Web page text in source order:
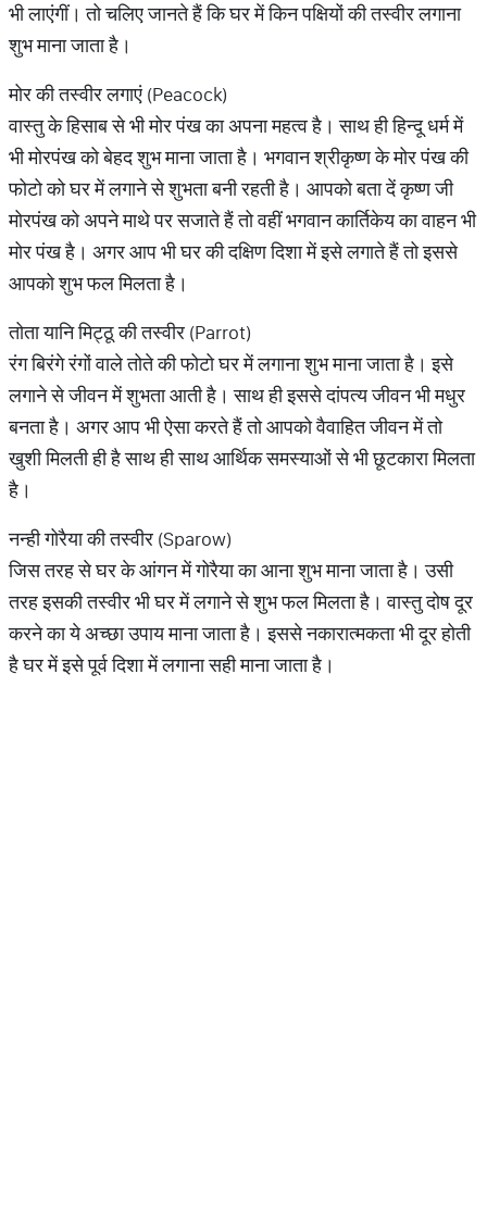
भी लाएंगीं। तो चलिए जानते हैं कि घर में किन पक्षियों की तस्वीर लगाना
शुभ माना जाता है।
मोर की तस्वीर लगाएं (Peacock)
वास्तु के हिसाब से भी मोर पंख का अपना महत्व है। साथ ही हिन्दू धर्म में
भी मोरपंख को बेहद शुभ माना जाता है। भगवान श्रीकृष्ण के मोर पंख की
फोटो को घर में लगाने से शुभता बनी रहती है। आपको बता दें कृष्ण जी
मोरपंख को अपने माथे पर सजाते हैं तो वहीं भगवान कार्तिकेय का वाहन भी
मोर पंख है। अगर आप भी घर की दक्षिण दिशा में इसे लगाते हैं तो इससे
आपको शुभ फल मिलता है।
तोता यानि मिट्ठू की तस्वीर (Parrot)
रंग बिरंगे रंगों वाले तोते की फोटो घर में लगाना शुभ माना जाता है। इसे
लगाने से जीवन में शुभता आती है। साथ ही इससे दांपत्य जीवन भी मधुर
बनता है। अगर आप भी ऐसा करते हैं तो आपको वैवाहित जीवन में तो
खुशी मिलती ही है साथ ही साथ आर्थिक समस्याओं से भी छूटकारा मिलता
है।
नन्ही गोरैया की तस्वीर (Sparow)
जिस तरह से घर के आंगन में गोरैया का आना शुभ माना जाता है। उसी
तरह इसकी तस्वीर भी घर में लगाने से शुभ फल मिलता है। वास्तु दोष दूर
करने का ये अच्छा उपाय माना जाता है। इससे नकारात्मकता भी दूर होती
है घर में इसे पूर्व दिशा में लगाना सही माना जाता है।